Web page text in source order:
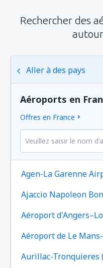
Rechercher des
Aller à des pays
Aéroports en
Offres en France
Agen-La Garenne
Ajaccio Napoleon
Aéroport
Aéroport de Le
Aurillac-Tronquieres